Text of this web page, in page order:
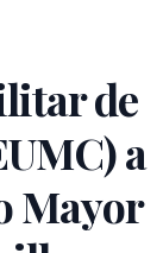
de
a
Mayor